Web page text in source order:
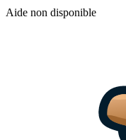
Aide non disponible